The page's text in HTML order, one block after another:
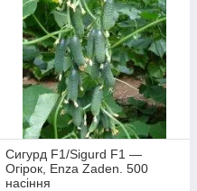
Сигурд F1/Sigurd F1 —
Огірок, Enza Zaden. 500
насіння